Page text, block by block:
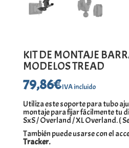
KIT DE MONTAJE
MODELOS TREAD
79,86€IVA incluido
Utiliza este soporte para tubo
montaje para fijar fácilmente tu
SxS / Overland / XL Overland. (
También puede usarse con el
Tracker.